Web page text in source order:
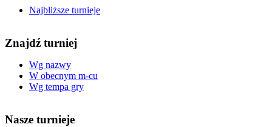
Najbliższe turnieje
Znajdź turniej
Wg nazwy
W obecnym m-cu
Wg tempa gry
Nasze turnieje